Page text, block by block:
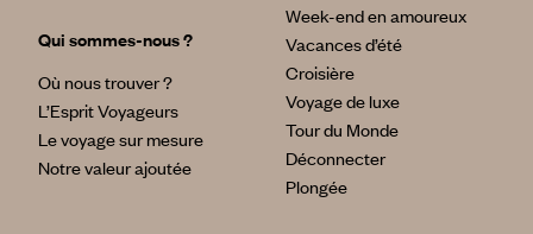
Qui sommes-nous ?
Où nous trouver ?
L’Esprit Voyageurs
Le voyage sur mesure
Notre valeur ajoutée
Week-end en amoureux
Vacances d’été
Croisière
Voyage de luxe
Tour du Monde
Déconnecter
Plongée